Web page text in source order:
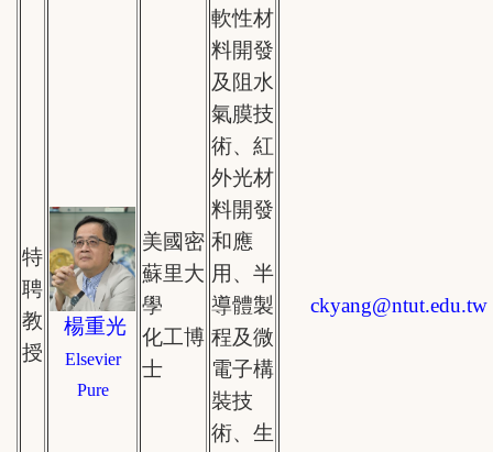
特
聘
教
授
楊重光
Elsevier
Pure
美國密
蘇里大
學
化工博
士
軟性材
料開發
及阻水
氣膜技
術、紅
外光材
料開發
和應
用、半
導體製
程及微
電子構
裝技
術、生
ckyang@ntut.edu.tw